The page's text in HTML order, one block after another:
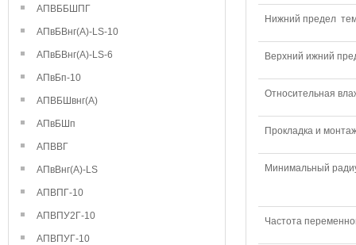
АПВББШПГ
АПвБВнг(А)-LS-10
АПвБВнг(А)-LS-6
АПвБп-10
АПВБШвнг(А)
АПвБШп
АПВВГ
АПвВнг(А)-LS
АПВПГ-10
АПВПУ2Г-10
АПВПУГ-10
Нижний предел
Верхний ижний
Относительная
Прокладка и
Минимальный
Частота